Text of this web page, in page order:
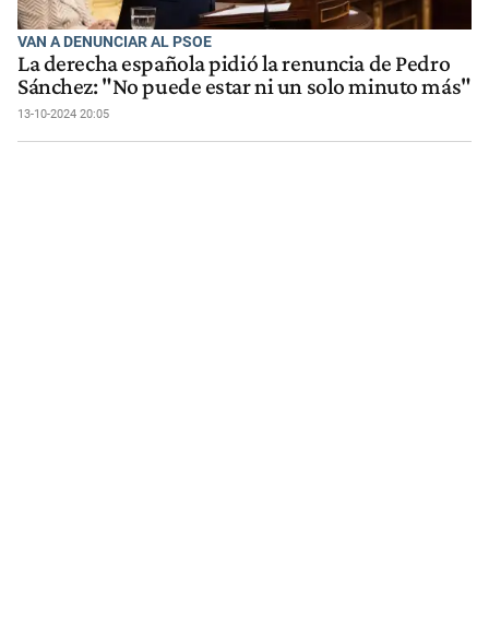
VAN A DENUNCIAR AL PSOE
La derecha española pidió la renuncia de Pedro
Sánchez: "No puede estar ni un solo minuto más"
13-10-2024 20:05